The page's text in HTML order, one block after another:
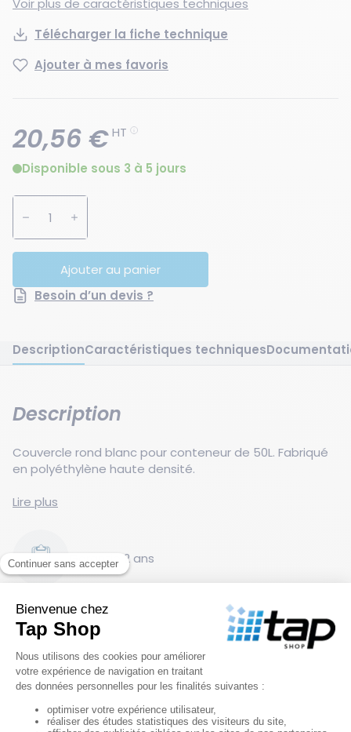
Voir plus de caractéristiques techniques
Télécharger la fiche technique
Ajouter à mes favoris
20,56 €HT
Disponible sous 3 à 5 jours
Augmenter la quantité
Ajouter au panier
Besoin d’un devis ?
DescriptionCaractéristiques techniques
Description
Couvercle rond blanc pour conteneur de 50L. Fabriqué
en polyéthylène haute densité.
Ce couvercle rond est conçu pour s’adapter aux
pour un usage alimentaire.
Lire plus
Garantie 2 ans
Caractéristiques techniques
Générales